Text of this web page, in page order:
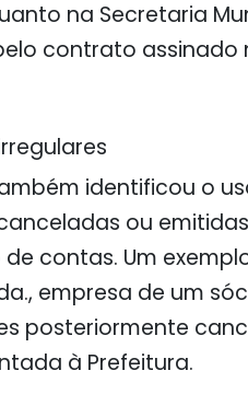
na Secretaria
contrato assinado
identificou o
ou
contas. Um
empresa de um
posteriormente
à Prefeitura.